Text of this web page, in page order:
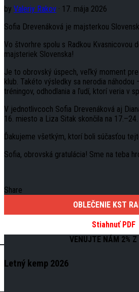
by Valeriy Rakov · 17. mája 2026
Sofia Drevenáková je majsterkou
Vo štvorhre spolu s Radkou Kvasnicovou
majsteriek Slovenska!
Je to obrovský úspech, veľký moment
klub. Takéto výsledky sa nerodia
tréningov, odhodlania a ľudí, ktorí veria v
V jednotlivcoch Sofia Drevenáková aj
16. miesto a Liza Sitak skončila na
Ďakujeme všetkým, ktorí boli súčasťou
Sofia, obrovská gratulácia! Sme na teba
Share
OBLEČENIE KST
Stiahnuť PDF
VENUJTE NÁM 2% Z
Letný kemp 2026